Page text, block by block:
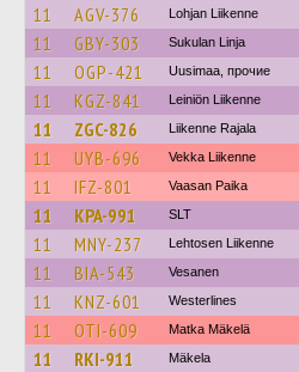
11 AGV-376 Lohjan Liikenne
11 GBY-303 Sukulan Linja
11 OGP-421 Uusimaa, прочие
11 KGZ-841 Leiniön Liikenne
11 ZGC-826 Liikenne Rajala
11 UYB-696 Vekka Liikenne
11 IFZ-801 Vaasan Paika
11 KPA-991 SLT
11 MNY-237 Lehtosen Liikenne
11 BIA-543 Vesanen
11 KNZ-601 Westerlines
11 OTI-609 Matka Mäkelä
11 RKI-911 Mäkela